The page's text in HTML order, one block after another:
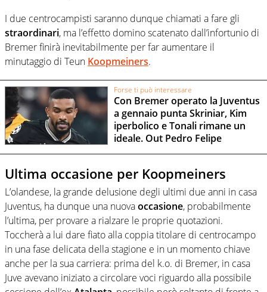
I due centrocampisti saranno dunque chiamati a fare gli
straordinari, ma l’effetto domino scatenato dall’infortunio di
Bremer finirà inevitabilmente per far aumentare il
minutaggio di Teun Koopmeiners.
Forse ti può interessare
Con Bremer operato la Juventus
a gennaio punta Skriniar, Kim
iperbolico e Tonali rimane un
ideale. Out Pedro Felipe
Ultima occasione per Koopmeiners
L’olandese, la grande delusione degli ultimi due anni in casa
Juventus, ha dunque una nuovaoccasione, probabilmente
l’ultima, per provare a rialzare le proprie quotazioni.
Toccherà a lui dare fiato alla coppia titolare di centrocampo
in una fase delicata della stagione e in un momento chiave
anche per la sua carriera: prima del k.o. di Bremer, in casa
Juve avevano iniziato a circolare voci riguardo alla possibile